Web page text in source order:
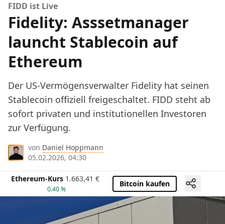
FIDD ist Live
Fidelity: Asssetmanager
launcht Stablecoin auf
Ethereum
Der US-Vermögensverwalter Fidelity hat seinen
Stablecoin offiziell freigeschaltet. FIDD steht ab
sofort privaten und institutionellen Investoren
zur Verfügung.
von Daniel Hoppmann
05.02.2026, 04:30
Ethereum-Kurs 1.663,41 €
0.40 %
Bitcoin kaufen